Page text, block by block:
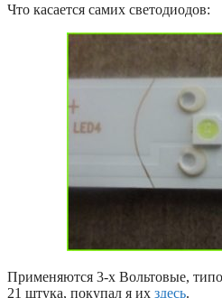
Что касается самих светодиодов:
Применяются 3-х Вольтовые,
21 штука, покупал я их здесь.